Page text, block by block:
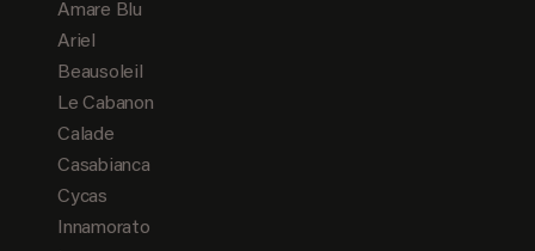
Amare Blu
Ariel
Beausoleil
Le Cabanon
Calade
Casabianca
Cycas
Innamorato